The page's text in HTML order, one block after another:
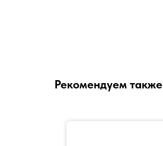
Рекомендуем также